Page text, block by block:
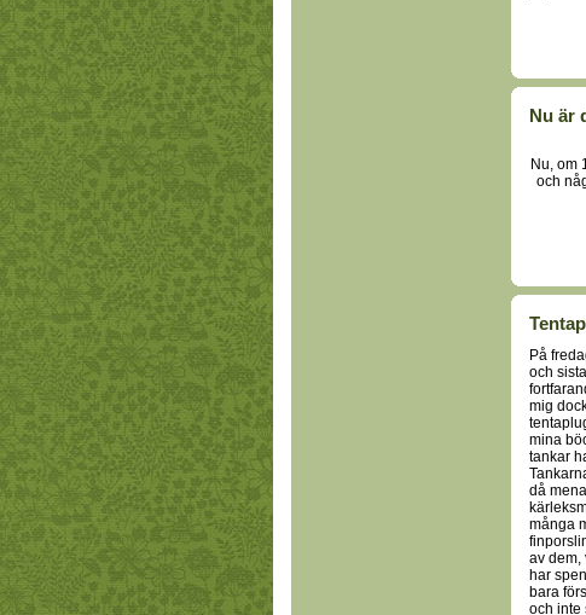
Nu är
Nu, om
och
På
och
mig
mina
tankar
då
många
av dem,
har
bara
och inte